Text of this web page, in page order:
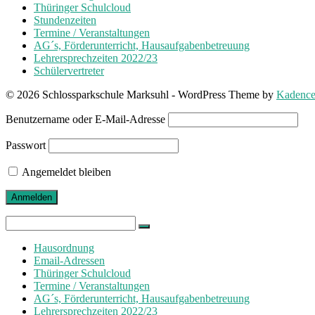
Thüringer Schulcloud
Stundenzeiten
Termine / Veranstaltungen
AG´s, Förderunterricht, Hausaufgabenbetreuung
Lehrersprechzeiten 2022/23
Schülervertreter
© 2026 Schlossparkschule Marksuhl - WordPress Theme by
Benutzername oder E-Mail-Adresse
Passwort
Angemeldet bleiben
for:
Hausordnung
Email-Adressen
Thüringer Schulcloud
Termine / Veranstaltungen
AG´s, Förderunterricht, Hausaufgabenbetreuung
Lehrersprechzeiten 2022/23